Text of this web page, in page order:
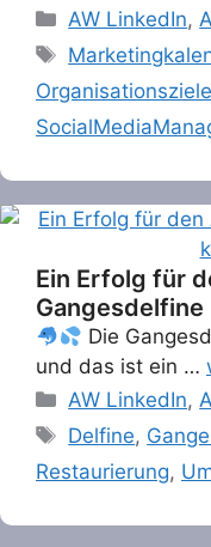
Categories
AW LinkedIn,
Tags
Organisationsziele
Ein Erfolg für
Die
und das ist ein …
Categories
AW LinkedIn,
Tags
Delfine,
Restaurierung,